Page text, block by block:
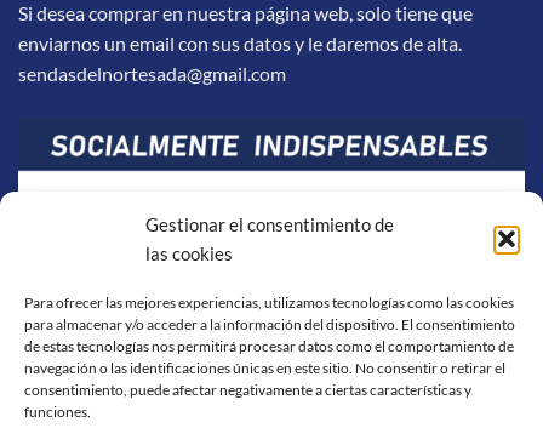
Gestionar el consentimiento de
las cookies
Para ofrecer las mejores experiencias, utilizamos tecnologías como las cookies
para almacenar y/o acceder a la información del dispositivo. El consentimiento
de estas tecnologías nos permitirá procesar datos como el comportamiento de
navegación o las identificaciones únicas en este sitio. No consentir o retirar el
consentimiento, puede afectar negativamente a ciertas características y
funciones.
Si desea comprar en nuestra página web, solo tiene que
enviarnos un email con sus datos y le daremos de alta.
sendasdelnortesada@gmail.com